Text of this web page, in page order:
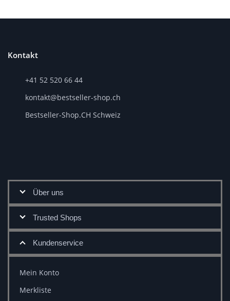
Kontakt
+41 52 520 66 44
kontakt@bestseller-shop.ch
Bestseller-Shop.CH Schweiz
Über uns
Trusted Shops
Kundenservice
Mein Konto
Merkliste